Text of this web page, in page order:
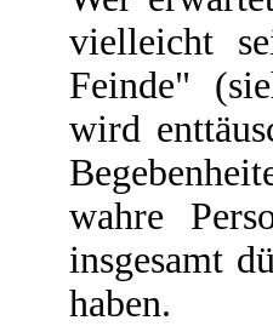
vielleicht
Feinde"
wird
wahre
insgesamt
haben.